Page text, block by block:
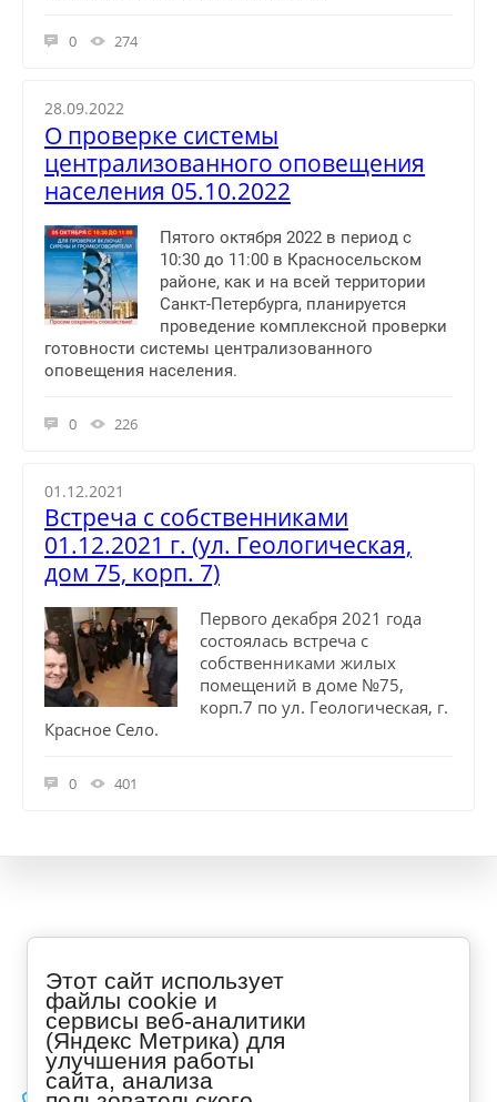
0 274
28.09.2022
О проверке системы
централизованного оповещения
населения 05.10.2022
Пятого октября 2022 в период с
10:30 до 11:00 в Красносельском
районе, как и на всей территории
Санкт-Петербурга, планируется
проведение комплексной проверки
готовности системы централизованного
оповещения населения.
0 226
01.12.2021
Встреча с собственниками
01.12.2021 г. (ул. Геологическая,
дом 75, корп. 7)
Первого декабря 2021 года
состоялась встреча с
собственниками жилых
помещений в доме №75,
корп.7 по ул. Геологическая, г.
Красное Село.
0 401
Copyright © 2020 - 2026 ООО «Арктика»
Контактная информация
Свяжитесь с нами удобным для Вас способом
Этот сайт использует
файлы cookie и
сервисы веб-аналитики
(Яндекс Метрика) для
улучшения работы
сайта, анализа